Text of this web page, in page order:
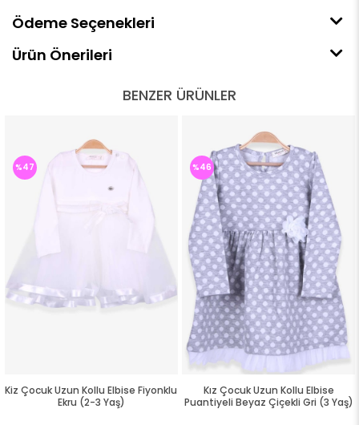
Ödeme Seçenekleri
Ürün Önerileri
BENZER ÜRÜNLER
Kiz Çocuk Uzun Kollu Elbise Fiyonklu
Ekru (2-3 Yaş)
%47
Kız Çocuk Uzun Kollu Elbise
Puantiyeli Beyaz Çiçekli Gri (3 Yaş)
%46